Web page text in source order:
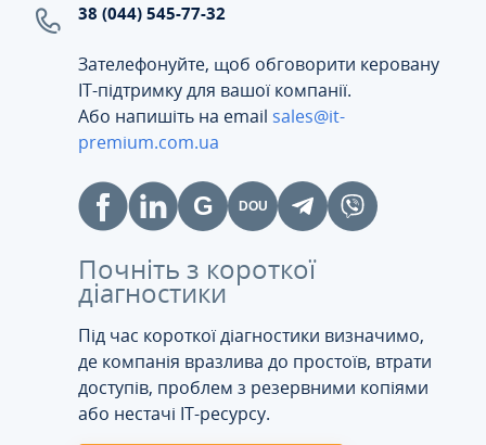
38 (044) 545-77-32
Зателефонуйте, щоб обговорити керовану
ІТ-підтримку для вашої компанії.
Або напишіть на email sales@it-
premium.com.ua
Почніть з короткої
діагностики
Під час короткої діагностики визначимо,
де компанія вразлива до простоїв, втрати
доступів, проблем з резервними копіями
або нестачі IT-ресурсу.